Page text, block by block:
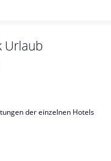
Urlaub
der einzelnen Hotels